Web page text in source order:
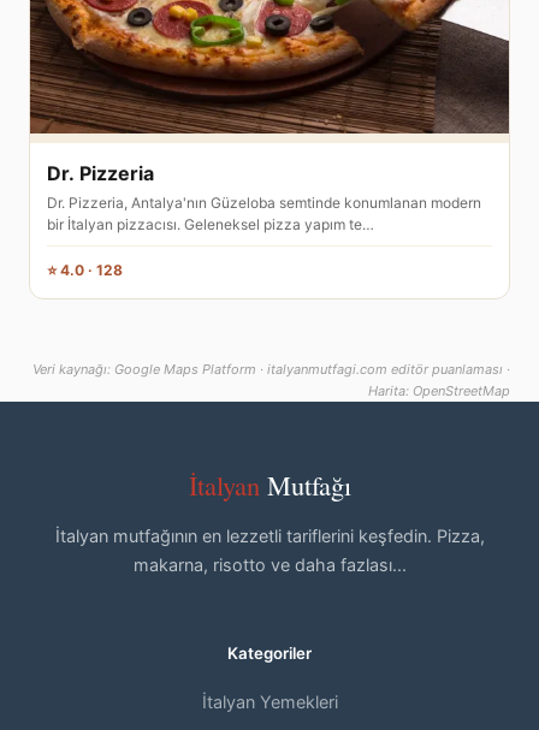
Dr. Pizzeria
Dr. Pizzeria, Antalya'nın Güzeloba semtinde konumlanan modern
bir İtalyan pizzacısı. Geleneksel pizza yapım te…
⭐ 4.0 · 128
Veri kaynağı: Google Maps Platform · italyanmutfagi.com editör puanlaması ·
Harita: OpenStreetMap
İtalyan Mutfağı
İtalyan mutfağının en lezzetli tariflerini keşfedin. Pizza,
makarna, risotto ve daha fazlası...
Kategoriler
İtalyan Yemekleri